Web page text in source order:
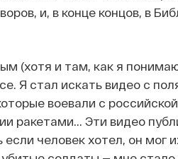
и, в конце концов, в
(хотя и там, как я
Я стал искать видео с
воевали с
ракетами... Эти видео
человек хотел, он мог